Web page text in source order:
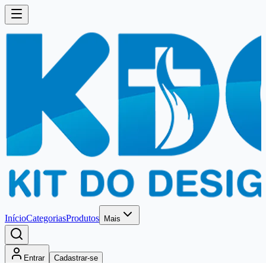
InícioCategoriasProdutos Mais
Entrar Cadastrar-se